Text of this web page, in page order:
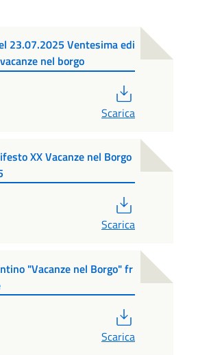
23.07.2025 Ventesima edi
nel borgo
Scarica
XX Vacanze nel Borgo
Scarica
"Vacanze nel Borgo" fr
Scarica